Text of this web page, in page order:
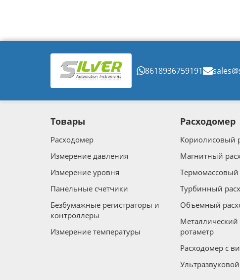
8618936759191
Товары
Расходомер
Измерение давления
Измерение уровня
Панельные счетчики
Безбумажные регистраторы и
контроллеры
Измерение температуры
Расходомер
Кориолисовый
Магнитный
Турбинный
Объемный
Металлический
ротаметр
Расходомер с